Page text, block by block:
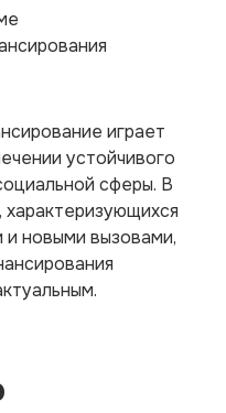
играет
устойчивого
сферы. В
новыми вызовами,